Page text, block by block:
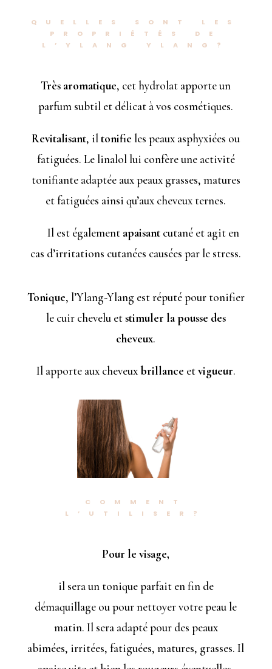
QUELLES SONT LES
PROPRIÉTÉS DE
L’YLANG YLANG?
Très aromatique, cet hydrolat apporte un
parfum subtil et délicat à vos cosmétiques.
Revitalisant, iltonifie les peaux asphyxiées ou
fatiguées. Le linalol lui confère une activité
tonifiante adaptée aux peaux grasses, matures
et fatiguées ainsi qu’aux cheveux ternes.
Il est également apaisantcutané et agit en
cas d’irritations cutanées causées par le stress.
Tonique, l’Ylang-Ylang est réputé pour tonifier
le cuir chevelu etstimuler la pousse des
cheveux.
Il apporte aux cheveuxbrillance etvigueur.
COMMENT
L’UTILISER?
Pour le visage,
il sera un tonique parfait en fin de
démaquillage ou pour nettoyer votre peau le
matin. Il sera adapté pour des peaux
abimées, irritées, fatiguées, matures, grasses. Il